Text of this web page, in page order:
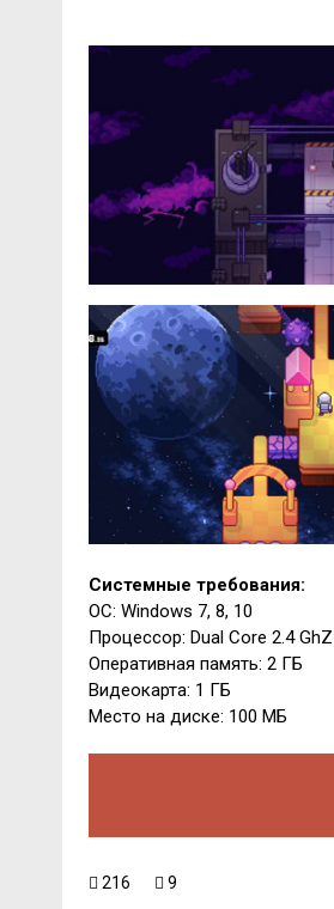
Системные требования:
ОС: Windows 7, 8, 10
Процессор: Dual Core 2.4 GhZ
Оперативная память: 2 ГБ
Видеокарта: 1 ГБ
Место на диске: 100 МБ
216 9